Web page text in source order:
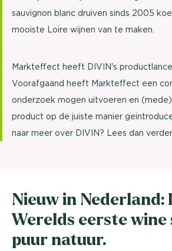
sauvignon blanc druiven sinds 2005
mooiste Loire wijnen van te maken.
Markteffect heeft DIVIN's
Voorafgaand heeft Markteffect een
onderzoek mogen uitvoeren en
product op de juiste manier
naar meer over DIVIN? Lees dan verder
Nieuw in Nederland:
Werelds eerste wine
puur natuur.